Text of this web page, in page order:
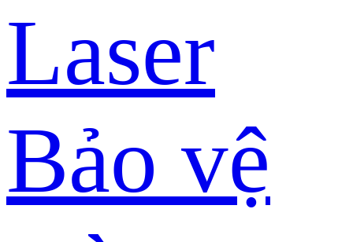
Laser
Bảo vệ